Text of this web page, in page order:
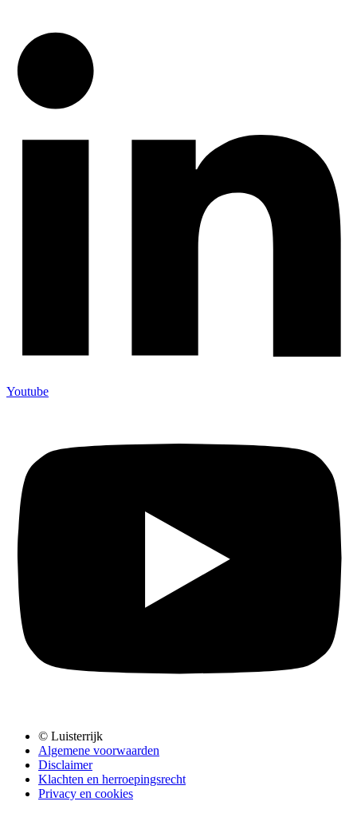
Youtube
© Luisterrijk
Algemene voorwaarden
Disclaimer
Klachten en herroepingsrecht
Privacy en cookies